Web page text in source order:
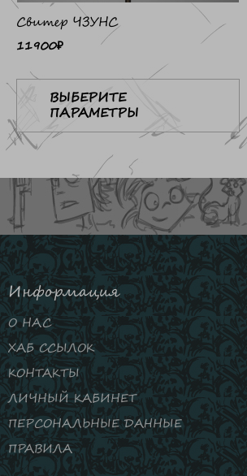
Свитер ЧЗУНС
11900₽
ВЫБЕРИТЕ
ПАРАМЕТРЫ
Информация
О НАС
ХАБ ССЫЛОК
КОНТАКТЫ
ЛИЧНЫЙ КАБИНЕТ
ПЕРСОНАЛЬНЫЕ ДАННЫЕ
ПРАВИЛА